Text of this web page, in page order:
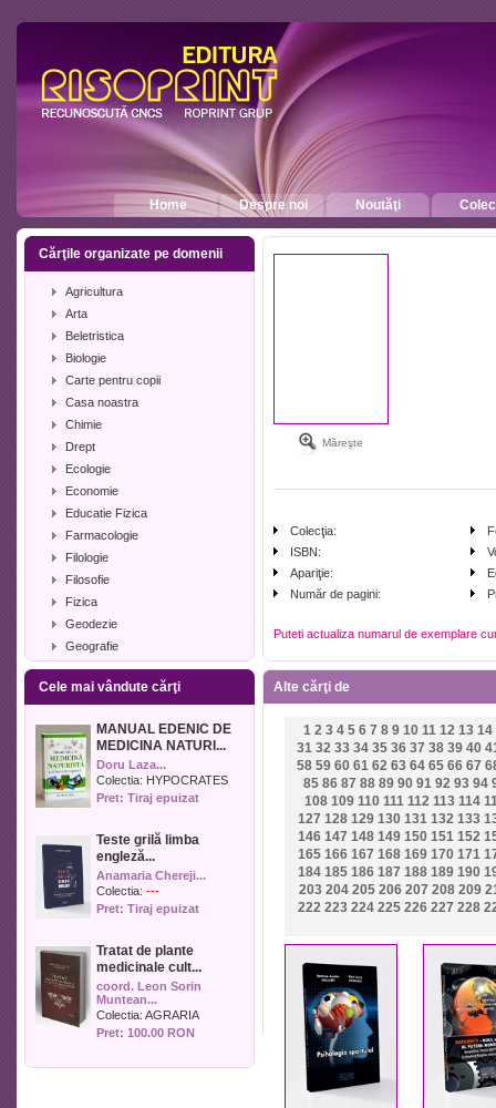
Home Despre noi Noutăţi
Cărţile organizate pe domenii
Agricultura
Arta
Beletristica
Biologie
Carte pentru copii
Casa noastra
Chimie
Drept
Ecologie
Economie
Educatie Fizica
Farmacologie
Filologie
Filosofie
Fizica
Geodezie
Geografie
Geologie
Industrie alimentara
Istorie
Istorie literara
Lexicologie
Management
Matematica
Media
Medicina umana
Medicina veterinara
Muzica
Pedagogie
Politica
Psihologie
Sport
Cele mai vândute cărţi
MANUAL EDENIC DE
MEDICINA NATURI...
Doru Laza...
Colectia: HYPOCRATES
Pret: Tiraj epuizat
Teste grilă limba
engleză...
Anamaria Chereji...
Colectia: ---
Pret: Tiraj epuizat
Tratat de plante
medicinale cult...
coord. Leon Sorin
Muntean...
Colectia: AGRARIA
Pret: 100.00 RON
Măreşte
Colecţia:
ISBN:
Apariţie:
Număr de pagini:
Puteti actualiza numarul de exemplare
Alte cărţi de
1 2 3 4 5 6 7 8 9 10 11 12 13 14
31 32 33 34 35 36 37 38 39 40
58 59 60 61 62 63 64 65 66 67
85 86 87 88 89 90 91 92 93 94
108 109 110 111 112 113 114
127 128 129 130 131 132 133
146 147 148 149 150 151 152
165 166 167 168 169 170 171
184 185 186 187 188 189 190
203 204 205 206 207 208 209
222 223 224 225 226 227 228